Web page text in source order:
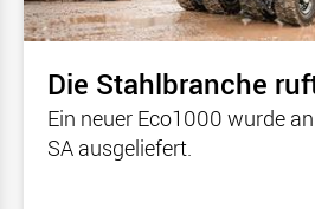
Die Stahlbranche
Ein neuer Eco1000 wurde
SA ausgeliefert.